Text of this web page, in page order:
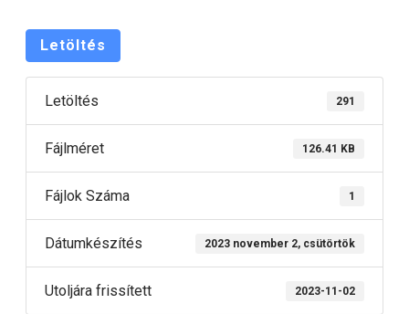
Letöltés
Letöltés 291
Fájlméret 126.41 KB
Fájlok Száma 1
Dátumkészítés 2023 november 2, csütörtök
Utoljára frissített 2023-11-02